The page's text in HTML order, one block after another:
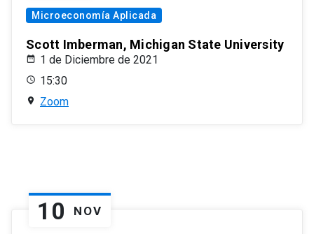
Microeconomía Aplicada
Scott Imberman, Michigan State University
1 de Diciembre de 2021
15:30
Zoom
10 NOV